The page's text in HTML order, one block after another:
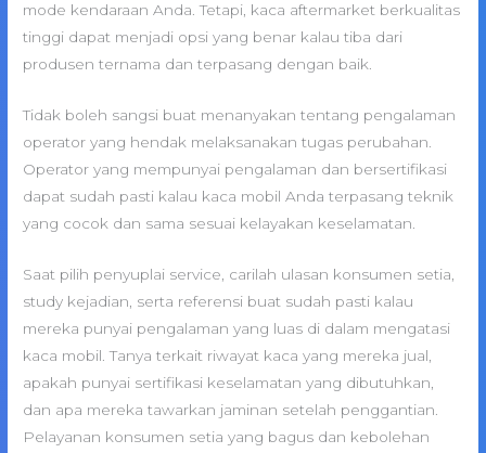
mode kendaraan Anda. Tetapi, kaca aftermarket berkualitas
tinggi dapat menjadi opsi yang benar kalau tiba dari
produsen ternama dan terpasang dengan baik.
Tidak boleh sangsi buat menanyakan tentang pengalaman
operator yang hendak melaksanakan tugas perubahan.
Operator yang mempunyai pengalaman dan bersertifikasi
dapat sudah pasti kalau kaca mobil Anda terpasang teknik
yang cocok dan sama sesuai kelayakan keselamatan.
Saat pilih penyuplai service, carilah ulasan konsumen setia,
study kejadian, serta referensi buat sudah pasti kalau
mereka punyai pengalaman yang luas di dalam mengatasi
kaca mobil. Tanya terkait riwayat kaca yang mereka jual,
apakah punyai sertifikasi keselamatan yang dibutuhkan,
dan apa mereka tawarkan jaminan setelah penggantian.
Pelayanan konsumen setia yang bagus dan kebolehan